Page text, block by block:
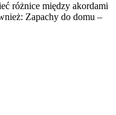
różnice między akordami
Zapachy do domu –